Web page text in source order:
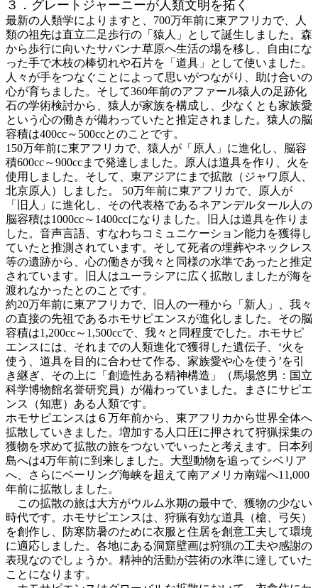
３．グレートジャーニーが人類文明を拓く
最新の人類学によりますと、700万年前に東アフリカで、人
類の祖先は直立二足歩行の「猿人」として誕生しました。森
から歩行に向いたサバンナ草原へ生活の場を移し、自由にな
った手で木枝の棒切れや石片を「道具」として使いました。
人々が手をつなぐことによって思いがつながり、助け合いの
心が育ちました。そして360年前のアファール猿人の足跡化
石の学術検討から、猿人が家族を構成し、少なくとも家族愛
という心の働きが備わっていたと推定されました。猿人の脳
容積は400cc～500ccとのことです。
150万年前に東アフリカで、猿人が「原人」に進化し、脳容
積600cc～900ccまで発達しました。原人は道具を作り、火を
使用しました。そして、東アジアにまで拡散（ジャワ原人、
北京原人）しました。 50万年前に東アフリカで、原人が
「旧人」に進化し、その代表格であるネアンデルタール人の
脳容積は1000cc～1400ccになりました。旧人は道具を作りま
した。音声言語、すなわちコミュニケーション能力を獲得し
ていたと推測されています。そして死者の埋葬やネックレス
等の遺跡から、心の働きが我々と同様の水準であったと推定
されています。旧人はユーラシアに広く拡散しましたが海を
渡れなかったとのことです。
約20万年前に東アフリカで、旧人の一種から「新人」、我々
の直接の先祖であるホモサピエンスが進化しました。その脳
容積は1,200cc～1,500ccで、我々と同程度でした。ホモサピ
エンスには、それまでの人類進化で獲得した遺伝子、‘火を
使う、道具を目的に合わせて作る、家族愛や心を使う’を引
き継ぎ、その上に「創造性ある精神構造」（馬場悠男：国立
科学博物館名誉研究員）が備わっていました。まさにサピエ
ンス（知恵）ある人類です。
ホモサピエンスは６万年前から、東アフリカから世界全体へ
拡散していきました。増加する人口圧に押されて狩猟採集の
獲物を求めて拡散の旅をつないでいったと考えます。日本列
島へは4万年前に到来しました。大型動物を追ってシベリア
へ、さらにベーリング海峡を超えて南アメリカ南端へ11,000
年前に拡散しました。
この拡散の旅は大方がウルム氷期の最中で、獲物の少ない
時代です。ホモサピエンスは、狩猟有効な道具（槍、弓矢）
を創作し、防寒防暑のために衣服と住居を創意工夫して環境
に適応しました。各地にある洞窟壁画は狩猟の工夫や感謝の
表現なのでしょうか。精神的活動が芸術の水準に達していた
ことになります。